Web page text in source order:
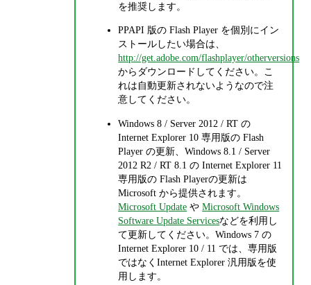
を推奨します。
PPAPI 版の Flash Player を個別にイン
ストールしたい場合は、
http://get.adobe.com/flashplayer/otherversions
からダウンロードしてください。こ
れは自動更新されないようなので注
意してください。
Windows 8 / Server 2012 / RT の
Internet Explorer 10 専用版の Flash
Player の更新、Windows 8.1 / Server
2012 R2 / RT 8.1 の Internet Explorer 11
専用版の Flash Playerの更新は
Microsoft から提供されます。
Microsoft Update やMicrosoft Windows
Software Update Servicesなどを利用し
て更新してください。Windows 7 の
Internet Explorer 10 / 11 では、専用版
ではなくInternet Explorer 汎用版を使
用します。